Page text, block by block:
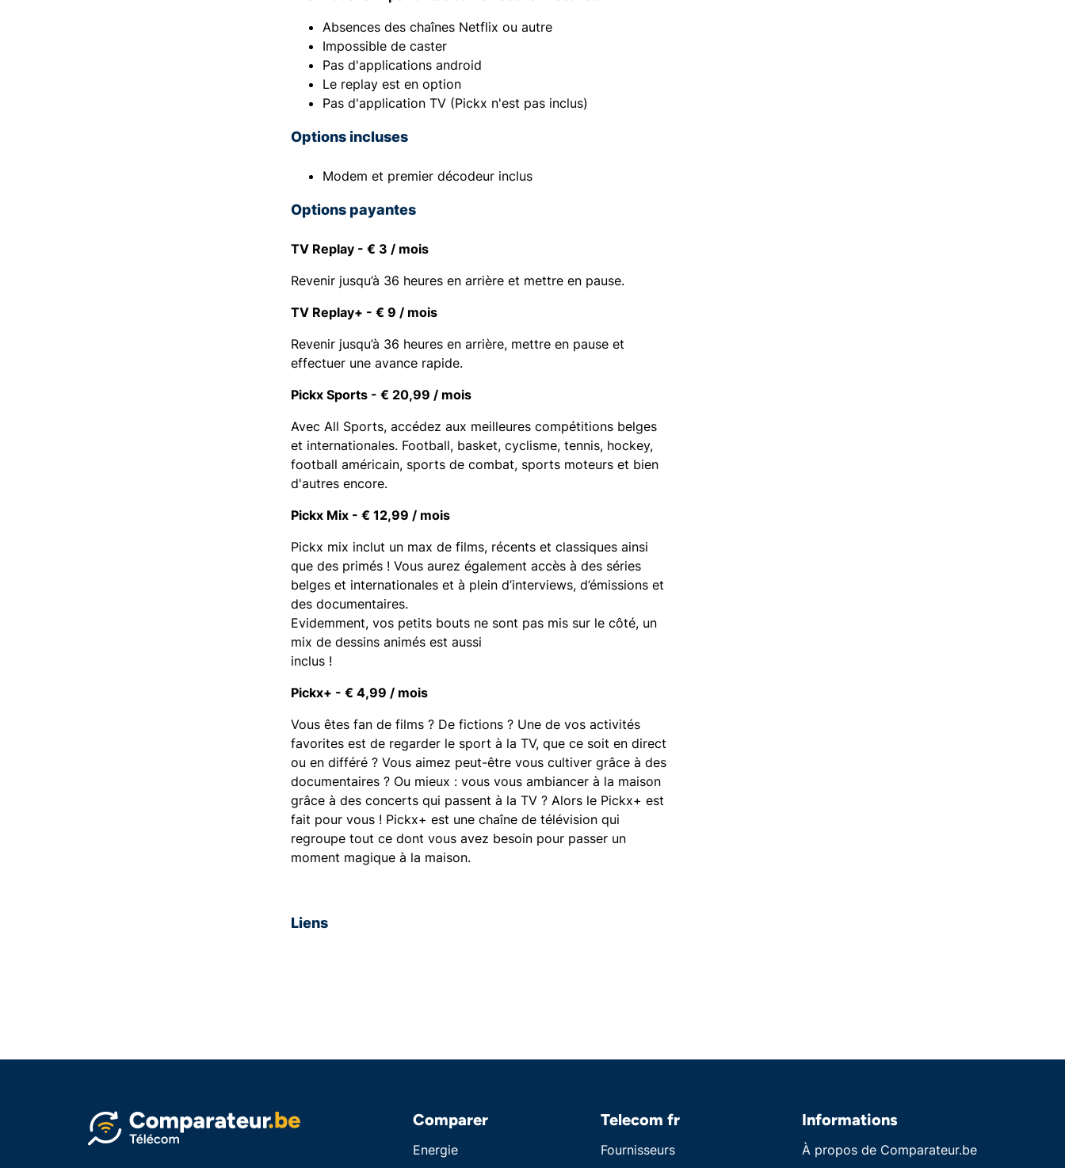
Absences des chaînes Netflix ou autre
Impossible de caster
Pas d'applications android
Le replay est en option
Pas d'application TV (Pickx n'est pas inclus)
Options incluses
Modem et premier décodeur inclus
Options payantes
TV Replay - € 3 / mois
Revenir jusqu’à 36 heures en arrière et mettre en pause.
TV Replay+ - € 9 / mois
Revenir jusqu’à 36 heures en arrière, mettre en pause et
effectuer une avance rapide.
Pickx Sports - € 20,99 / mois
Avec All Sports, accédez aux meilleures compétitions belges
et internationales. Football, basket, cyclisme, tennis, hockey,
football américain, sports de combat, sports moteurs et bien
d'autres encore.
Pickx Mix - € 12,99 / mois
Pickx mix inclut un max de films, récents et classiques ainsi
que des primés ! Vous aurez également accès à des séries
belges et internationales et à plein d’interviews, d’émissions et
des documentaires.
Evidemment, vos petits bouts ne sont pas mis sur le côté, un
mix de dessins animés est aussi
inclus !
Pickx+ - € 4,99 / mois
Vous êtes fan de films ? De fictions ? Une de vos activités
favorites est de regarder le sport à la TV, que ce soit en direct
ou en différé ? Vous aimez peut-être vous cultiver grâce à des
documentaires ? Ou mieux : vous vous ambiancer à la maison
grâce à des concerts qui passent à la TV ? Alors le Pickx+ est
fait pour vous ! Pickx+ est une chaîne de télévision qui
regroupe tout ce dont vous avez besoin pour passer un
moment magique à la maison.
Liens
Comparer
Energie
Telecom fr
Fournisseurs
Informations
À propos de Comparateur.be